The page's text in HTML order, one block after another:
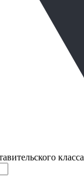
класса